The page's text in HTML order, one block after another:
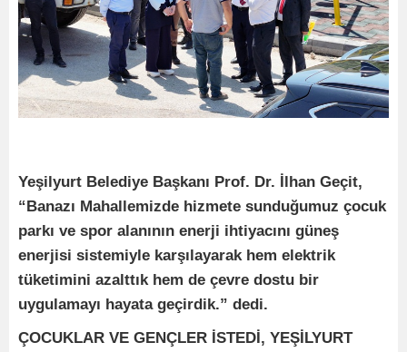
Yeşilyurt Belediye Başkanı Prof. Dr. İlhan Geçit,
“Banazı Mahallemizde hizmete sunduğumuz çocuk
parkı ve spor alanının enerji ihtiyacını güneş
enerjisi sistemiyle karşılayarak hem elektrik
tüketimini azalttık hem de çevre dostu bir
uygulamayı hayata geçirdik.” dedi.
ÇOCUKLAR VE GENÇLER İSTEDİ, YEŞİLYURT